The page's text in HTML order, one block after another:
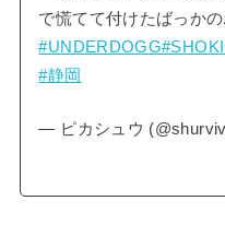
で慌てて付けたばっかの
#UNDERDOGG
#静岡
— ピカシュウ